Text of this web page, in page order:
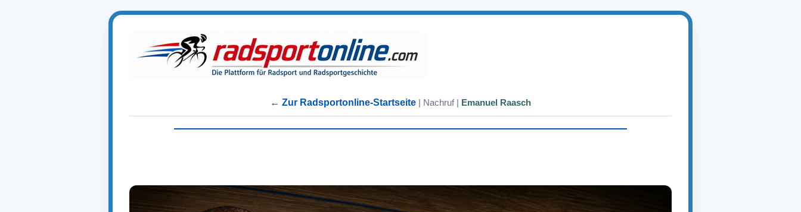
← Zur Radsportonline-Startseite | Nachruf | Emanuel Raasch